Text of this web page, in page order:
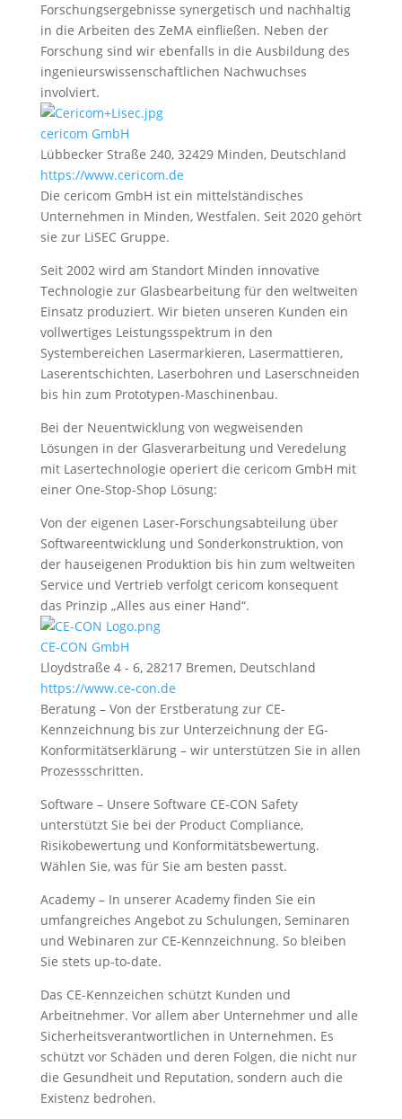
Forschungsergebnisse synergetisch und nachhaltig
in die Arbeiten des ZeMA einfließen. Neben der
Forschung sind wir ebenfalls in die Ausbildung des
ingenieurswissenschaftlichen Nachwuchses
involviert.
cericom GmbH
Lübbecker Straße 240, 32429 Minden, Deutschland
https://www.cericom.de
Die cericom GmbH ist ein mittelständisches
Unternehmen in Minden, Westfalen. Seit 2020 gehört
sie zur LiSEC Gruppe.
Seit 2002 wird am Standort Minden innovative
Technologie zur Glasbearbeitung für den weltweiten
Einsatz produziert. Wir bieten unseren Kunden ein
vollwertiges Leistungsspektrum in den
Systembereichen Lasermarkieren, Lasermattieren,
Laserentschichten, Laserbohren und Laserschneiden
bis hin zum Prototypen-Maschinenbau.
Bei der Neuentwicklung von wegweisenden
Lösungen in der Glasverarbeitung und Veredelung
mit Lasertechnologie operiert die cericom GmbH mit
einer One-Stop-Shop Lösung:
Von der eigenen Laser-Forschungsabteilung über
Softwareentwicklung und Sonderkonstruktion, von
der hauseigenen Produktion bis hin zum weltweiten
Service und Vertrieb verfolgt cericom konsequent
das Prinzip „Alles aus einer Hand“.
CE-CON GmbH
Lloydstraße 4 - 6, 28217 Bremen, Deutschland
https://www.ce-con.de
Beratung – Von der Erstberatung zur CE-
Kennzeichnung bis zur Unterzeichnung der EG-
Konformitätserklärung – wir unterstützen Sie in allen
Prozessschritten.
Software – Unsere Software CE-CON Safety
unterstützt Sie bei der Product Compliance,
Risikobewertung und Konformitätsbewertung.
Wählen Sie, was für Sie am besten passt.
Academy – In unserer Academy finden Sie ein
umfangreiches Angebot zu Schulungen, Seminaren
und Webinaren zur CE-Kennzeichnung. So bleiben
Sie stets up-to-date.
Das CE-Kennzeichen schützt Kunden und
Arbeitnehmer. Vor allem aber Unternehmer und alle
Sicherheitsverantwortlichen in Unternehmen. Es
schützt vor Schäden und deren Folgen, die nicht nur
die Gesundheit und Reputation, sondern auch die
Existenz bedrohen.